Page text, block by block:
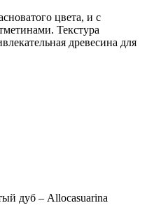
цвета, и с
Текстура
древесина для
дуб – Allocasuarina